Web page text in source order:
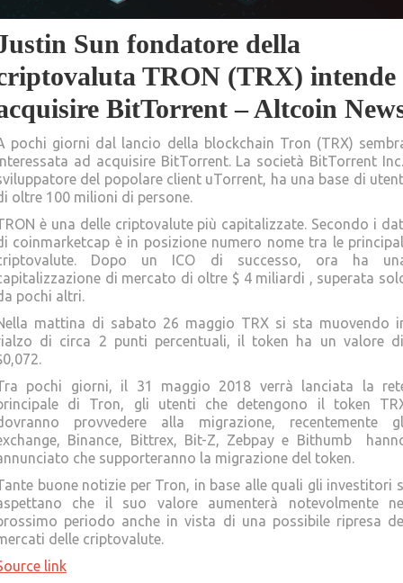
Sun fondatore della
TRON (TRX) intende
BitTorrent – Altcoin
pochi giorni dal lancio della blockchain Tron (TRX)
ad acquisire BitTorrent. La società BitTorrent
del popolare client uTorrent, ha una base di
oltre 100 milioni di persone.
è una delle criptovalute più capitalizzate. Secondo i
coinmarketcap è in posizione numero nome tra le
Dopo un ICO di successo, ora ha
di mercato di oltre $ 4 miliardi , superata
pochi altri.
mattina di sabato 26 maggio TRX si sta muovendo
di circa 2 punti percentuali, il token ha un valore
pochi giorni, il 31 maggio 2018 verrà lanciata la
di Tron, gli utenti che detengono il token
provvedere alla migrazione, recentemente
Binance, Bittrex, Bit-Z, Zebpay e Bithumb
che supporteranno la migrazione del token.
buone notizie per Tron, in base alle quali gli investitori
che il suo valore aumenterà notevolmente
periodo anche in vista di una possibile ripresa
delle criptovalute.
link